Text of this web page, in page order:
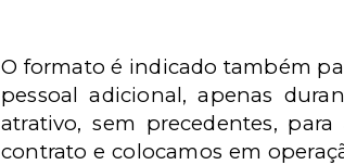
O formato é indicado também
pessoal adicional, apenas
atrativo, sem precedentes,
contrato e colocamos em